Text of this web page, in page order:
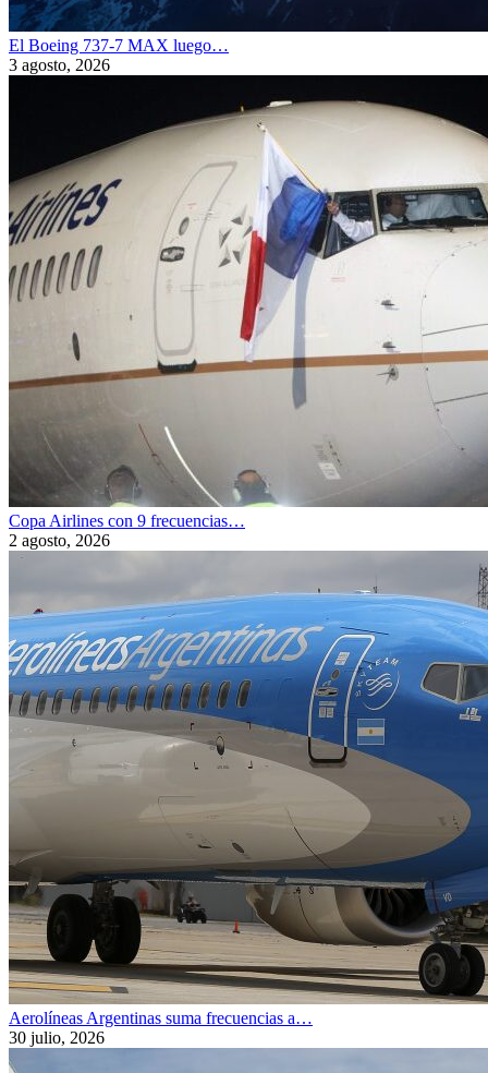
El Boeing 737-7 MAX luego…
3 agosto, 2026
Copa Airlines con 9 frecuencias…
2 agosto, 2026
Aerolíneas Argentinas suma frecuencias a…
30 julio, 2026